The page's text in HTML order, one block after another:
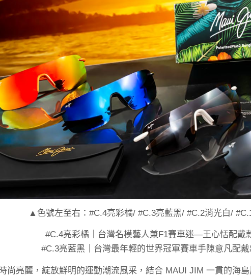
▲色號左至右：#C.4亮彩橘/ #C.3亮藍黑/ #C.2消光白/
#C.4亮彩橘｜台灣名模藝人兼F1賽車迷—王心恬配戴
#C.3亮藍黑｜台灣最年輕的世界冠軍賽車手陳意凡配戴
尚亮麗，綻放鮮明的運動潮流風采，結合 MAUI JIM 一貫的海